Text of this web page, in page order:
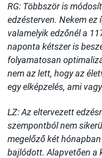
RG: Többször is
edzésterven. Nekem ez
valamelyik edzőnél a
naponta kétszer is
folyamatosan
nem az lett, hogy az
egy elképzelés, ami
LZ: Az eltervezett
szempontból nem
megelőző két
bajlódott. Alapvetően a